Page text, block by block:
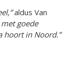
aldus Van
goede
hoort in Noord.”